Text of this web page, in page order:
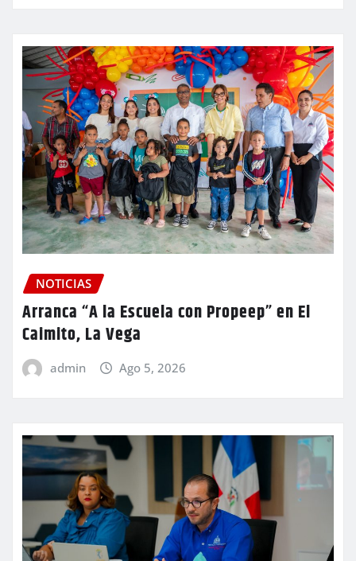
NOTICIAS
Arranca “A la Escuela con Propeep” en El
Caimito, La Vega
admin Ago 5, 2026